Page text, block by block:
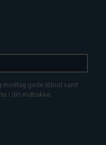
gode tilbud samt
i din indbakke.